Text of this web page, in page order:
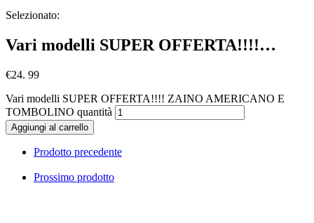
Selezionato:
Vari modelli SUPER OFFERTA!!!!…
€24. 99
Vari modelli SUPER OFFERTA!!!! ZAINO AMERICANO E
TOMBOLINO quantità
Aggiungi al carrello
Prodotto precedente
Prossimo prodotto